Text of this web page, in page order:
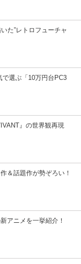
た”レトロフューチャ
選ぶ「10万円台PC3
』の世界観再現
＆話題作が勢ぞろい！
アニメを一挙紹介！